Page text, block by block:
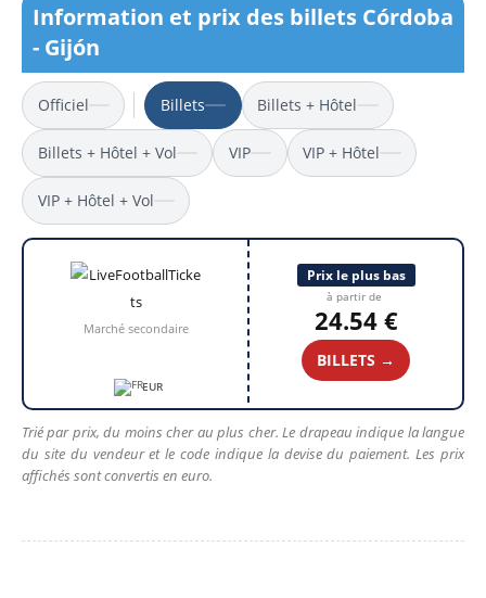
Information et prix des billets Córdoba
- Gijón
Officiel Billets Billets + Hôtel
Billets + Hôtel + Vol VIP VIP + Hôtel
VIP + Hôtel + Vol
Marché secondaire
EUR
Prix le plus bas
à partir de
24.54 €
BILLETS →
Trié par prix, du moins cher au plus cher. Le drapeau indique la langue
du site du vendeur et le code indique la devise du paiement. Les prix
affichés sont convertis en euro.